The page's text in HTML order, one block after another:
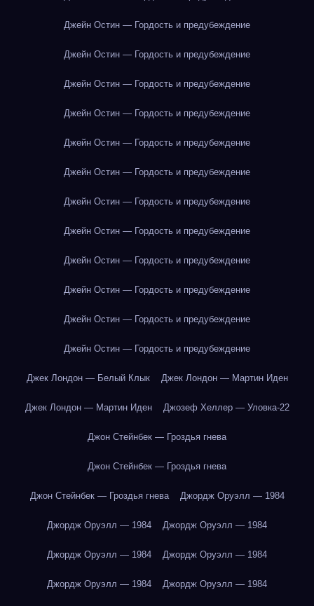
Джейн Остин — Гордость и предубеждение
Джейн Остин — Гордость и предубеждение
Джейн Остин — Гордость и предубеждение
Джейн Остин — Гордость и предубеждение
Джейн Остин — Гордость и предубеждение
Джейн Остин — Гордость и предубеждение
Джейн Остин — Гордость и предубеждение
Джейн Остин — Гордость и предубеждение
Джейн Остин — Гордость и предубеждение
Джейн Остин — Гордость и предубеждение
Джейн Остин — Гордость и предубеждение
Джейн Остин — Гордость и предубеждение
Джек Лондон — Белый Клык Джек Лондон — Мартин Иден
Джек Лондон — Мартин Иден Джозеф Хеллер — Уловка-22
Джон Стейнбек — Гроздья гнева
Джон Стейнбек — Гроздья гнева
Джон Стейнбек — Гроздья гнева Джордж Оруэлл — 1984
Джордж Оруэлл — 1984 Джордж Оруэлл — 1984
Джордж Оруэлл — 1984 Джордж Оруэлл — 1984
Джордж Оруэлл — 1984 Джордж Оруэлл — 1984